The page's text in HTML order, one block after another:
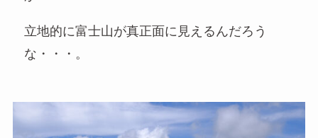
立地的に富士山が真正面に見えるんだろう
な・・・。